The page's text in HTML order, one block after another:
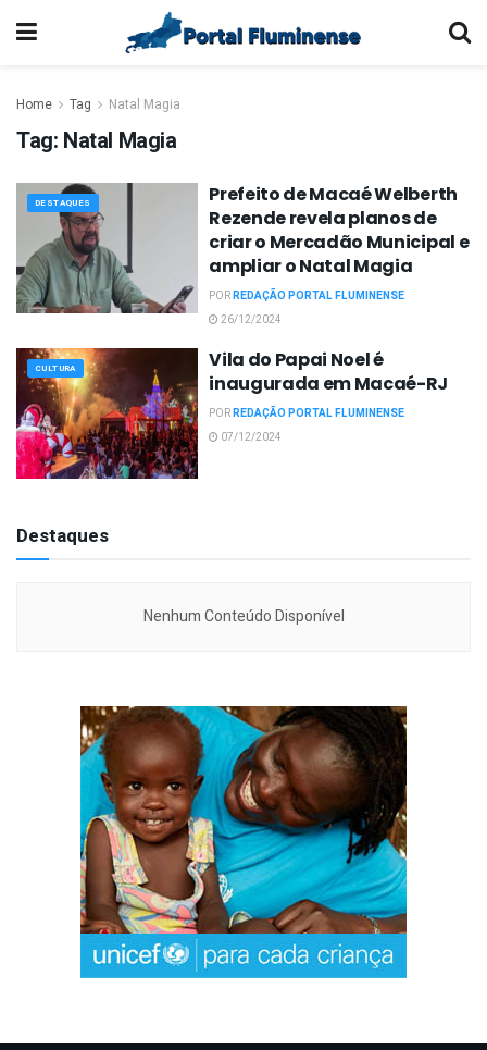
Home Tag Natal Magia
Tag: Natal Magia
DESTAQUES
Prefeito de Macaé Welberth
Rezende revela planos de
criar o Mercadão Municipal e
ampliar o Natal Magia
PORREDAÇÃO PORTAL FLUMINENSE
26/12/2024
CULTURA
Vila do Papai Noel é
inaugurada em Macaé-RJ
PORREDAÇÃO PORTAL FLUMINENSE
07/12/2024
Destaques
Nenhum Conteúdo Disponível